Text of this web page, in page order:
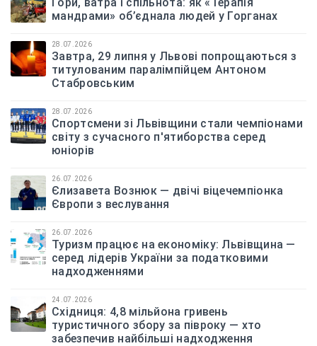
мандрами» об’єднала людей у Горганах
28.07.2026
Завтра, 29 липня у Львові попрощаються з
титулованим паралімпійцем Антоном
Стабровським
28.07.2026
Спортсмени зі Львівщини стали чемпіонами
світу з сучасного п'ятиборства серед
юніорів
26.07.2026
Єлизавета Вознюк — двічі віцечемпіонка
Європи з веслування
26.07.2026
Туризм працює на економіку: Львівщина —
серед лідерів України за податковими
надходженнями
24.07.2026
Східниця: 4,8 мільйона гривень
туристичного збору за півроку — хто
забезпечив найбільші надходження